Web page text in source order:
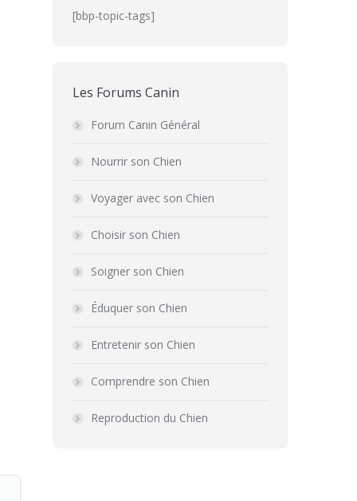
[bbp-topic-tags]
Les Forums Canin
Forum Canin Général
Nourrir son Chien
Voyager avec son Chien
Choisir son Chien
Soigner son Chien
Éduquer son Chien
Entretenir son Chien
Comprendre son Chien
Reproduction du Chien